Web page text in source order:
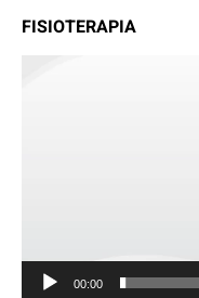
FISIOTERAPIA
00:00